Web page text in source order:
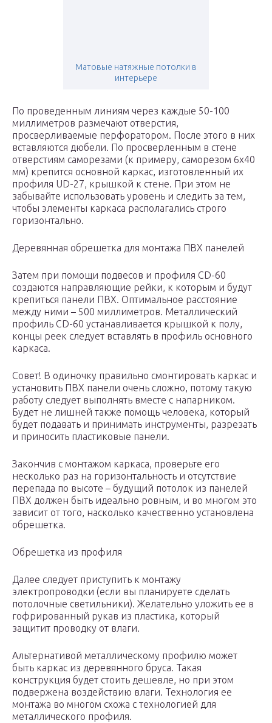
Матовые натяжные потолки в
интерьере
По проведенным линиям через каждые 50-100
миллиметров размечают отверстия,
просверливаемые перфоратором. После этого в них
вставляются дюбели. По просверленным в стене
отверстиям саморезами (к примеру, саморезом 6х40
мм) крепится основной каркас, изготовленный их
профиля UD-27, крышкой к стене. При этом не
забывайте использовать уровень и следить за тем,
чтобы элементы каркаса располагались строго
горизонтально.
Деревянная обрешетка для монтажа ПВХ панелей
Затем при помощи подвесов и профиля CD-60
создаются направляющие рейки, к которым и будут
крепиться панели ПВХ. Оптимальное расстояние
между ними – 500 миллиметров. Металлический
профиль CD-60 устанавливается крышкой к полу,
концы реек следует вставлять в профиль основного
каркаса.
Совет! В одиночку правильно смонтировать каркас и
установить ПВХ панели очень сложно, потому такую
работу следует выполнять вместе с напарником.
Будет не лишней также помощь человека, который
будет подавать и принимать инструменты, разрезать
и приносить пластиковые панели.
Закончив с монтажом каркаса, проверьте его
несколько раз на горизонтальность и отсутствие
перепада по высоте – будущий потолок из панелей
ПВХ должен быть идеально ровным, и во многом это
зависит от того, насколько качественно установлена
обрешетка.
Обрешетка из профиля
Далее следует приступить к монтажу
электропроводки (если вы планируете сделать
потолочные светильники). Желательно уложить ее в
гофрированный рукав из пластика, который
защитит проводку от влаги.
Альтернативой металлическому профилю может
быть каркас из деревянного бруса. Такая
конструкция будет стоить дешевле, но при этом
подвержена воздействию влаги. Технология ее
монтажа во многом схожа с технологией для
металлического профиля.